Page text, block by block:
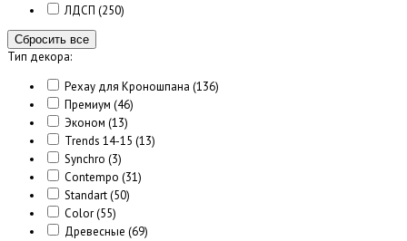
ЛДСП (250)
Сбросить все
Тип декора:
Рехау для Кроношпана (136)
Премиум (46)
Эконом (13)
Trends 14-15 (13)
Synchro (3)
Contempo (31)
Standart(50)
Color(55)
Древесные (69)